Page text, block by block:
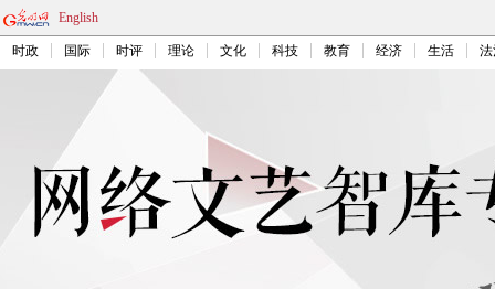
English
时政 国际 时评 理论 文化 科技 教育 经济 生活